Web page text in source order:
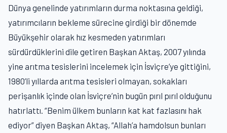
Dünya genelinde yatırımların durma noktasına geldiği,
yatırımcıların bekleme sürecine girdiği bir dönemde
Büyükşehir olarak hız kesmeden yatırımları
sürdürdüklerini dile getiren Başkan Aktaş, 2007 yılında
yine arıtma tesislerini incelemek için İsviçre’ye gittiğini,
1980’li yıllarda arıtma tesisleri olmayan, sokakları
perişanlık içinde olan İsviçre’nin bugün pırıl pırıl olduğunu
hatırlattı. “Benim ülkem bunların kat kat fazlasını hak
ediyor” diyen Başkan Aktaş, “Allah’a hamdolsun bunları